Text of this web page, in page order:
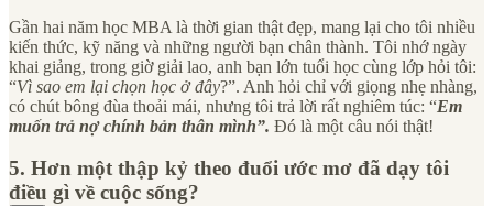
Gần hai năm học MBA là thời gian thật đẹp, mang lại cho tôi nhiều
kiến thức, kỹ năng và những người bạn chân thành. Tôi nhớ ngày
khai giảng, trong giờ giải lao, anh bạn lớn tuổi học cùng lớp hỏi tôi:
“Vì sao em lại chọn học ở đây?”. Anh hỏi chỉ với giọng nhẹ nhàng,
có chút bông đùa thoải mái, nhưng tôi trả lời rất nghiêm túc: “Em
muốn trả nợ chính bản thân mình”. Đó là một câu nói thật!
5. Hơn một thập kỷ theo đuổi ước mơ đã dạy tôi
điều gì về cuộc sống?